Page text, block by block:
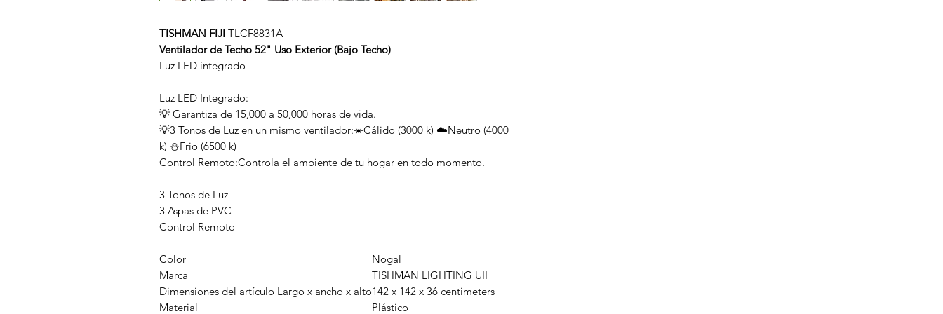
TISHMAN FIJI TLCF8831A
Ventilador de Techo 52" Uso Exterior (Bajo Techo)
Luz LED integrado
Luz LED Integrado:
💡 Garantiza de 15,000 a 50,000 horas de vida.
💡3 Tonos de Luz en un mismo ventilador:☀️Cálido (3000 k) ☁️Neutro (4000
k) ⛄️Frio (6500 k)
Control Remoto:Controla el ambiente de tu hogar en todo momento.
3 Tonos de Luz
3 Aspas de PVC
Control Remoto
Color
Nogal
Marca
TISHMAN LIGHTING UII
Dimensiones del artículo Largo x ancho x alto142 x 142 x 36 centimeters
Material
Plástico